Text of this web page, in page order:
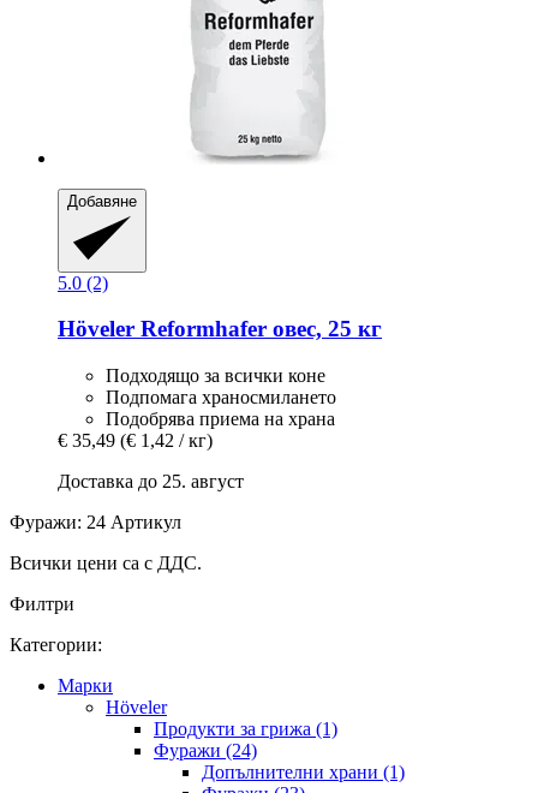
Добавяне
5.0 (2)
Höveler Reformhafer овес, 25 кг
Подходящо за всички коне
Подпомага храносмилането
Подобрява приема на храна
€ 35,49 (€ 1,42 / кг)
Доставка до 25. август
Фуражи: 24 Артикул
Всички цени са с ДДС.
Филтри
Категории:
Марки
Höveler
Продукти за грижа (1)
Фуражи (24)
Допълнителни храни (1)